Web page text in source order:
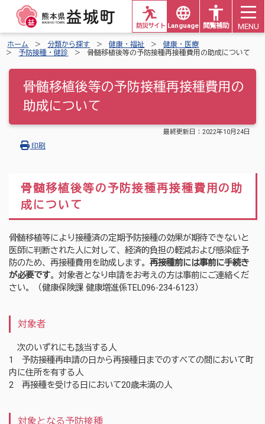
Languages 閲覧補助
防災サイト MENU
ホーム 分類から探す 健康・福祉
健康・医療
予防接種・健診
骨髄移植後等の予防接種再接種費用の助成について
骨髄移植後等の予防接種再接種費用の
助成について
最終更新日： 2022年10月24日
印刷
骨髄移植後等の予防接種再接種費用の助
成について
骨髄移植等により接種済の定期予防接種の効果が期待できないと
医師に判断された人に対して、経済的負担の軽減および感染症予
防のため、再接種費用を助成します。再接種前には事前に手続き
が必要です。対象者となり申請をお考えの方は事前にご連絡くだ
さい。（健康保険課 健康増進係TEL096-234-6123）
対象者
次のいずれにも該当する人
1 予防接種再申請の日から再接種日までのすべての間において町
内に住所を有する人
2 再接種を受ける日において20歳未満の人
対象となる予防接種